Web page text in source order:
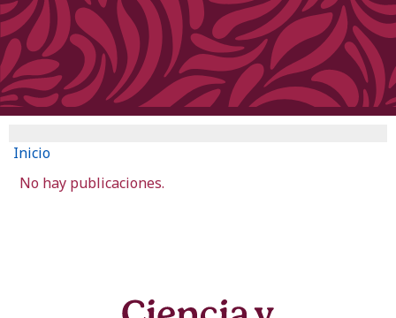
Inicio
No hay publicaciones.